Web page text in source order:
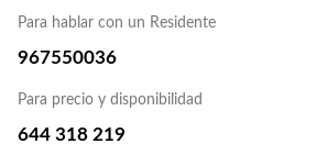
Para hablar con un Residente
967550036
Para precio y disponibilidad
644 318 219